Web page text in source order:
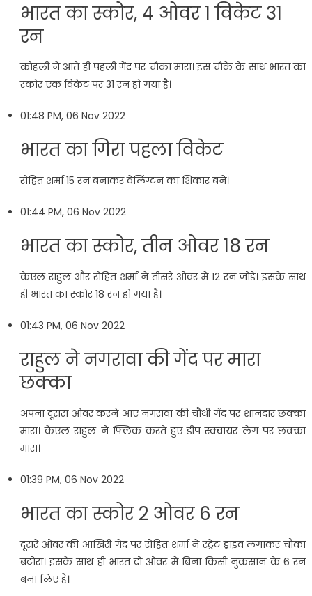
भारत का स्कोर, 4 ओवर 1 विकेट 31
रन
कोहली ने आते ही पहली गेंद पर चौका मारा। इस चौके के साथ भारत का
स्कोर एक विकेट पर 31 रन हो गया है।
01:48 PM, 06 Nov 2022
भारत का गिरा पहला विकेट
रोहित शर्मा 15 रन बनाकर वेलिंग्टन का शिकार बने।
01:44 PM, 06 Nov 2022
भारत का स्कोर, तीन ओवर 18 रन
केएल राहुल और रोहित शर्मा ने तीसरे ओवर में 12 रन जोड़े। इसके साथ
ही भारत का स्कोर 18 रन हो गया है।
01:43 PM, 06 Nov 2022
राहुल ने नगरावा की गेंद पर मारा
छक्का
अपना दूसरा ओवर करने आए नगरावा की चौथी गेंद पर शानदार छक्का
मारा। केएल राहुल ने फ्लिक करते हुए डीप स्‍क्‍वायर लेग पर छक्का
मारा।
01:39 PM, 06 Nov 2022
भारत का स्कोर 2 ओवर 6 रन
दूसरे ओवर की आखिरी गेंद पर रोहित शर्मा ने स्ट्रेट ड्राइव लगाकर चौका
बटोरा। इसके साथ ही भारत दो ओवर में बिना किसी नुकसान के 6 रन
बना लिए हैं।